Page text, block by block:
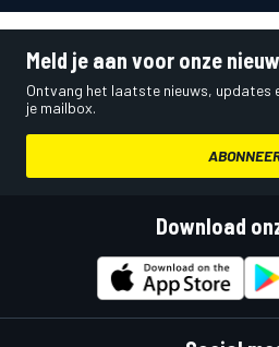
Meld je aan voor onze
Ontvang het laatste nieuws, updates
je mailbox.
Download